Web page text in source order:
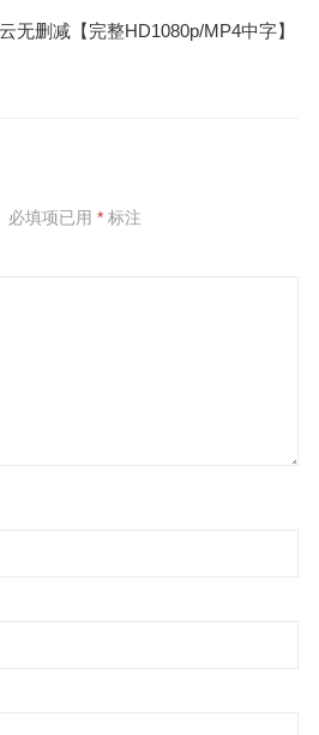
无删减【完整HD1080p/MP4中字】
必填项已用 *标注